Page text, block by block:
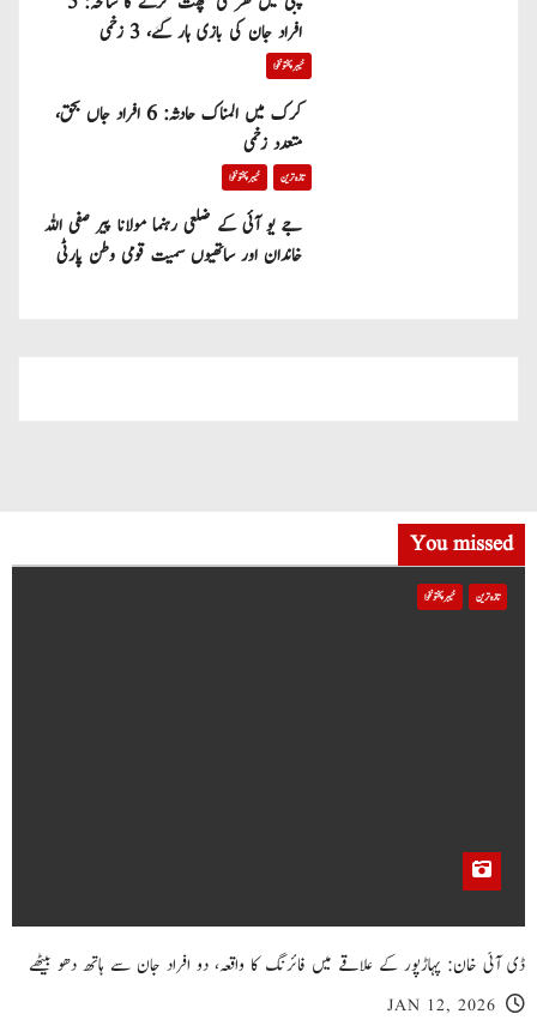
افراد جان کی بازی ہار گئے، 3 زخمی
خیبر پختونخوا
کرک میں المناک حادثہ: 6 افراد جاں بحق،
متعدد زخمی
تازہ ترین خیبر پختونخوا
جے یو آئی کے ضلعی رہنما مولانا پیر صفی اللہ
خاندان اور ساتھیوں سمیت قومی وطن پارٹی
You missed
تازہ ترین خیبر پختونخوا
ڈی آئی خان: پہاڑپور کے علاقے میں فائرنگ کا واقعہ، دو افراد جان سے ہاتھ دھو بیٹھے
JAN 12, 2026